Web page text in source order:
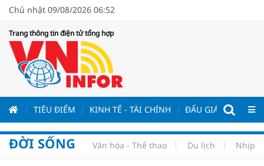
Chủ nhật 09/08/2026 06:52
Trang thông tin điện tử tổng hợp
TIÊU ĐIỂM KINH TẾ - TÀI CHÍNH ĐẤU GIÁ - ĐẤU
ĐỜI SỐNG Văn hóa - Thể thao Du lịch Nhịp